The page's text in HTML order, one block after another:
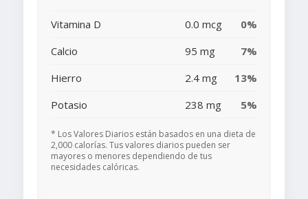
Vitamina D 0.0 mcg
0%
Calcio
95 mg
7%
Hierro
2.4 mg
13%
Potasio
238 mg 5%
* Los Valores Diarios están basados en una dieta de
2,000 calorías. Tus valores diarios pueden ser
mayores o menores dependiendo de tus
necesidades calóricas.